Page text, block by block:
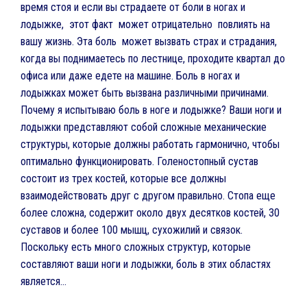
время стоя и если вы страдаете от боли в ногах и
лодыжке, этот факт может отрицательно повлиять на
вашу жизнь. Эта боль может вызвать страх и страдания,
когда вы поднимаетесь по лестнице, проходите квартал до
офиса или даже едете на машине. Боль в ногах и
лодыжках может быть вызвана различными причинами.
Почему я испытываю боль в ноге и лодыжке? Ваши ноги и
лодыжки представляют собой сложные механические
структуры, которые должны работать гармонично, чтобы
оптимально функционировать. Голеностопный сустав
состоит из трех костей, которые все должны
взаимодействовать друг с другом правильно. Стопа еще
более сложна, содержит около двух десятков костей, 30
суставов и более 100 мышц, сухожилий и связок.
Поскольку есть много сложных структур, которые
составляют ваши ноги и лодыжки, боль в этих областях
является…